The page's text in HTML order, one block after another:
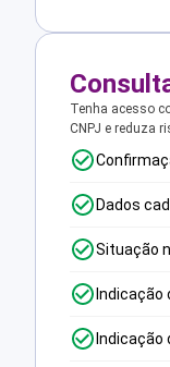
Tenha acesso
CNPJ e reduza
Dados
Situação